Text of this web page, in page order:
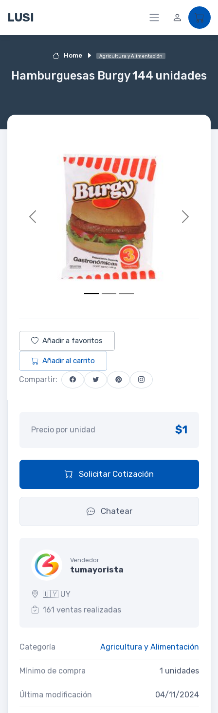
LUSI
Home Agricultura y Alimentación
Hamburguesas Burgy 144 unidades
Previous Next
Añadir a favoritos
Añadir al carrito
Compartir:
Precio por unidad $1
Solicitar Cotización
Chatear
Vendedor
tumayorista
🇺🇾 UY
161 ventas realizadas
Categoría Agricultura y Alimentación
Mínimo de compra 1 unidades
Última modificación 04/11/2024